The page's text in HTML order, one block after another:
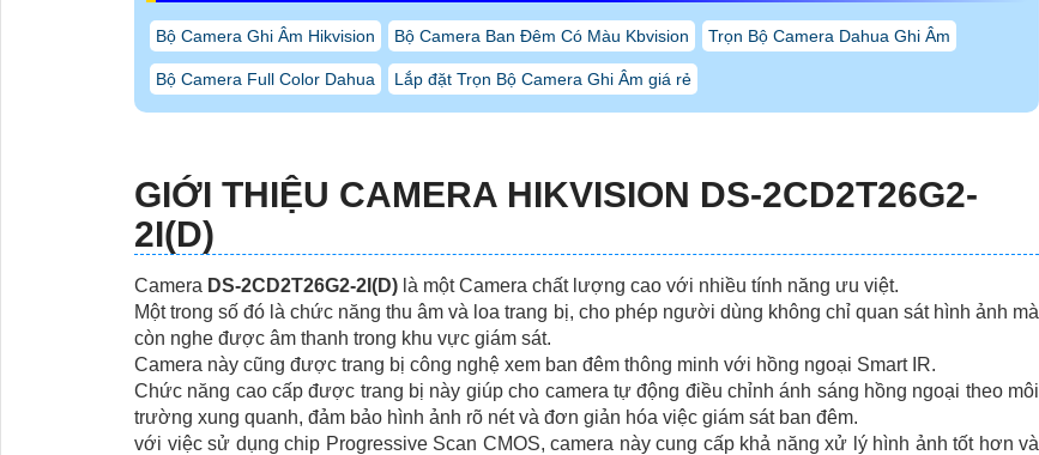
Bộ Camera Ghi Âm Hikvision Bộ Camera Ban Đêm Có Màu Kbvision Trọn Bộ Camera Dahua Ghi Âm
Bộ Camera Full Color Dahua Lắp đặt Trọn Bộ Camera Ghi Âm giá rẻ
GIỚI THIỆU CAMERA HIKVISION DS-2CD2T26G2-
2I(D)
Camera DS-2CD2T26G2-2I(D) là một Camera chất lượng cao với nhiều tính năng ưu việt.
Một trong số đó là chức năng thu âm và loa trang bị, cho phép người dùng không chỉ quan sát hình ảnh mà
còn nghe được âm thanh trong khu vực giám sát.
Camera này cũng được trang bị công nghệ xem ban đêm thông minh với hồng ngoại Smart IR.
Chức năng cao cấp được trang bị này giúp cho camera tự động điều chỉnh ánh sáng hồng ngoại theo môi
trường xung quanh, đảm bảo hình ảnh rõ nét và đơn giản hóa việc giám sát ban đêm.
với việc sử dụng chip Progressive Scan CMOS, camera này cung cấp khả năng xử lý hình ảnh tốt hơn và